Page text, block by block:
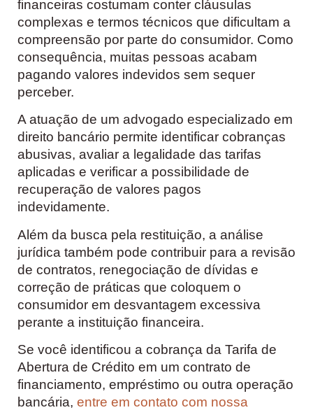
financeiras costumam conter cláusulas
complexas e termos técnicos que dificultam a
compreensão por parte do consumidor. Como
consequência, muitas pessoas acabam
pagando valores indevidos sem sequer
perceber.
A atuação de um advogado especializado em
direito bancário permite identificar cobranças
abusivas, avaliar a legalidade das tarifas
aplicadas e verificar a possibilidade de
recuperação de valores pagos
indevidamente.
Além da busca pela restituição, a análise
jurídica também pode contribuir para a revisão
de contratos, renegociação de dívidas e
correção de práticas que coloquem o
consumidor em desvantagem excessiva
perante a instituição financeira.
Se você identificou a cobrança da Tarifa de
Abertura de Crédito em um contrato de
financiamento, empréstimo ou outra operação
bancária, entre em contato com nossa